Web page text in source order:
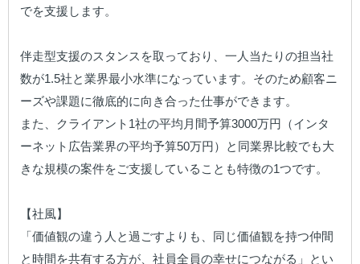
でを支援します。
伴⾛型⽀援のスタンスを取っており、⼀⼈当たりの担当社
数が1.5社と業界最⼩⽔準になっています。そのため顧客ニ
ーズや課題に徹底的に向き合った仕事ができます。
また、クライアント1社の平均⽉間予算3000万円（インタ
ーネット広告業界の平均予算50万円）と同業界⽐較でも⼤
きな規模の案件をご⽀援していることも特徴の1つです。
【社風】
「価値観の違う人と過ごすよりも、同じ価値観を持つ仲間
と時間を共有する方が、社員全員の幸せにつながる」とい